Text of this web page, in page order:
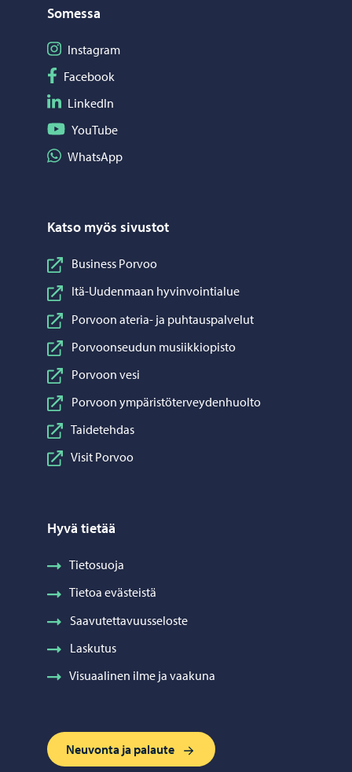
Somessa
Seuraa Instagram
Instagram
Seuraa Facebook
Facebook
Seuraa LinkedIn
LinkedIn
Seuraa YouTube
YouTube
Jaa WhatsApp
WhatsApp
Katso myös sivustot
Business Porvoo
Itä-Uudenmaan hyvinvointialue
Porvoon ateria- ja puhtauspalvelut
Porvoonseudun musiikkiopisto
Porvoon vesi
Porvoon ympäristöterveydenhuolto
Taidetehdas
Visit Porvoo
Hyvä tietää
Tietosuoja
Tietoa evästeistä
Saavutettavuusseloste
Laskutus
Visuaalinen ilme ja vaakuna
Neuvonta ja palaute